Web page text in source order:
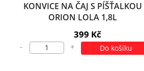
KONVICE NA ČAJ S PÍŠŤALKOU
ORION LOLA 1,8L
399 Kč
- + Do košíku